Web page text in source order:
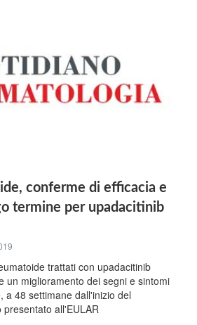
conferme di efficacia e
termine per upadacitinib
trattati con upadacitinib
un miglioramento dei segni e sintomi
a 48 settimane dall'inizio del
all'EULAR